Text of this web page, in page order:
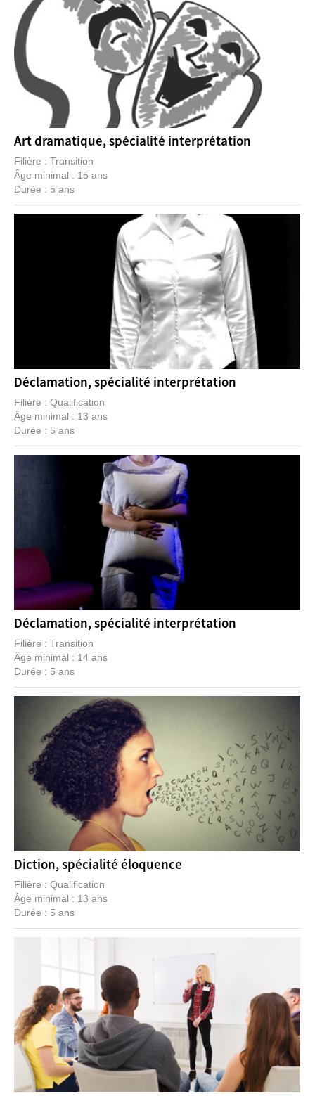
Art dramatique, spécialité interprétation
Filière : Transition
Âge minimal : 15 ans
Durée : 5 ans
Déclamation, spécialité interprétation
Filière : Qualification
Âge minimal : 13 ans
Durée : 5 ans
Déclamation, spécialité interprétation
Filière : Transition
Âge minimal : 14 ans
Durée : 5 ans
Diction, spécialité éloquence
Filière : Qualification
Âge minimal : 13 ans
Durée : 5 ans